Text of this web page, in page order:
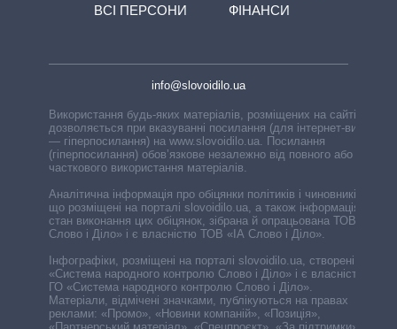
ВСІ ПЕРСОНИ
ФІНАНСИ
info@slovoidilo.ua
Використання будь-яких матеріалів, розміщених на сайті,
дозволяється при вказуванні посилання (для інтернет-видань
— гіперпосилання) на www.slovoidilo.ua. Посилання
(гіперпосилання) обов’язкове незалежно від повного або
часткового використання матеріалів.
Аналітична інформація про обіцянки політиків і чиновників,
що розміщені на порталі slovoidilo.ua, а також інформація про
стан виконання цих обіцянок, зібрана й опрацьована ТОВ «ІА
Слово і Діло» і є власністю ТОВ «ІА Слово і Діло».
Інфографіки, розміщені на порталі slovoidilo.ua, створені ГО
«Система народного контролю Слово і Діло» і є власністю
ГО «Система народного контролю Слово і Діло».
Матеріали, відмічені значками, публікуються на правах
реклами: «Промо», «Новини компаній», «Позиція»,